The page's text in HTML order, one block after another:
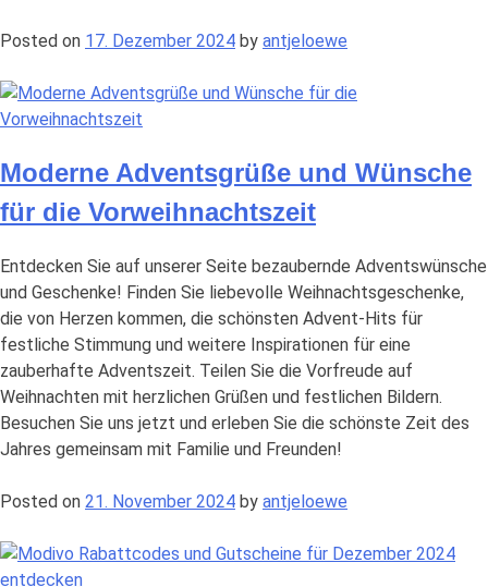
Posted on 17. Dezember 2024 by antjeloewe
Moderne Adventsgrüße und Wünsche
für die Vorweihnachtszeit
Entdecken Sie auf unserer Seite bezaubernde Adventswünsche
und Geschenke! Finden Sie liebevolle Weihnachtsgeschenke,
die von Herzen kommen, die schönsten Advent-Hits für
festliche Stimmung und weitere Inspirationen für eine
zauberhafte Adventszeit. Teilen Sie die Vorfreude auf
Weihnachten mit herzlichen Grüßen und festlichen Bildern.
Besuchen Sie uns jetzt und erleben Sie die schönste Zeit des
Jahres gemeinsam mit Familie und Freunden!
Posted on 21. November 2024 by antjeloewe